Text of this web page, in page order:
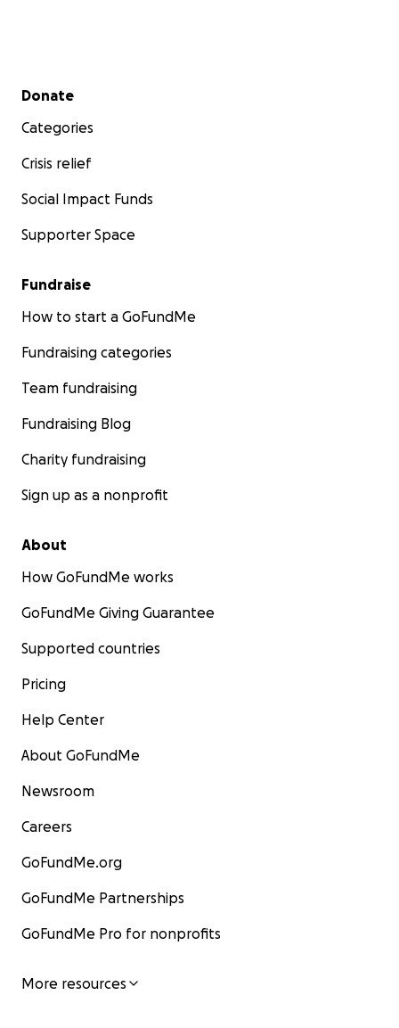
Secondary menu
Donate
Categories
Crisis relief
Social Impact Funds
Supporter Space
Fundraise
How to start a GoFundMe
Fundraising categories
Team fundraising
Fundraising Blog
Charity fundraising
Sign up as a nonprofit
About
How GoFundMe works
GoFundMe Giving Guarantee
Supported countries
Pricing
Help Center
About GoFundMe
Newsroom
Careers
GoFundMe.org
GoFundMe Partnerships
GoFundMe Pro for nonprofits
More resources